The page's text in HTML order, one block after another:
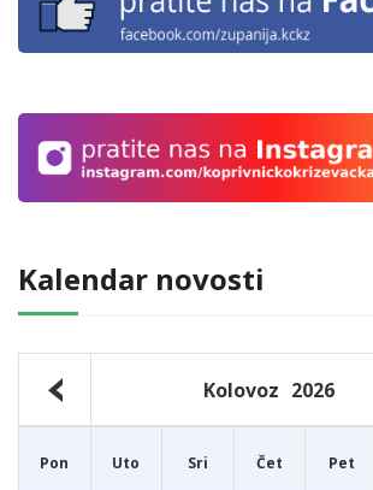
Kalendar novosti
Kolovoz 2026
Pon Uto Sri Čet Pet